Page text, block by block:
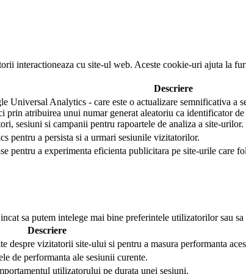
interactioneaza cu site-ul web. Aceste cookie-uri ajuta la
Descriere
Universal Analytics - care este o actualizare semnificativa
atribuirea unui numar generat aleatoriu ca identificator
sesiuni si campanii pentru rapoartele de analiza a site-urilor.
pentru a persista si a urmari sesiunile vizitatorilor.
pentru a experimenta eficienta publicitara pe site-urile care
sa putem intelege mai bine preferintele utilizatorilor sau
Descriere
despre vizitatorii site-ului si pentru a masura performanta
de performanta ale sesiunii curente.
utilizatorului pe durata unei sesiuni.